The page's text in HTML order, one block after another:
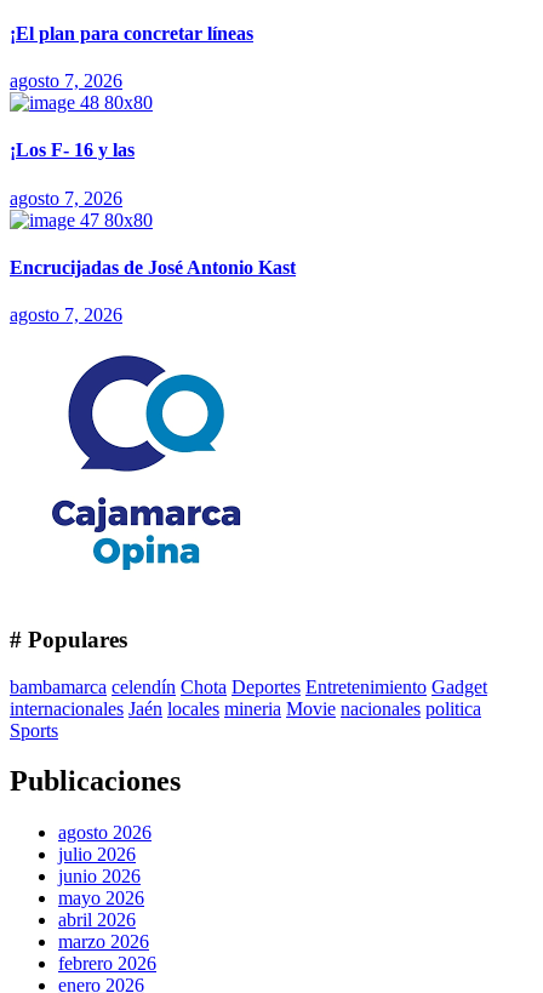
¡El plan para concretar líneas
agosto 7, 2026
¡Los F- 16 y las
agosto 7, 2026
Encrucijadas de José Antonio Kast
agosto 7, 2026
# Populares
bambamarca celendín Chota Deportes Entretenimiento Gadget
internacionales Jaén locales mineria Movie nacionales politica
Sports
Publicaciones
agosto 2026
julio 2026
junio 2026
mayo 2026
abril 2026
marzo 2026
febrero 2026
enero 2026